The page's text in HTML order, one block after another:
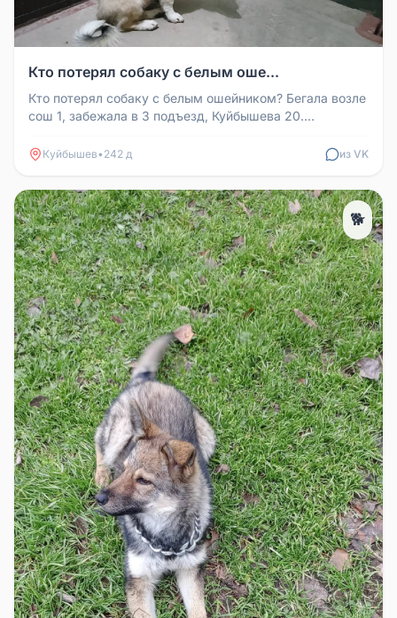
Кто потерял собаку с белым оше...
Кто потерял собаку с белым ошейником? Бегала возле
сош 1, забежала в 3 подъезд, Куйбышева 20.
Куйбышев• 242 д из VK
🐕